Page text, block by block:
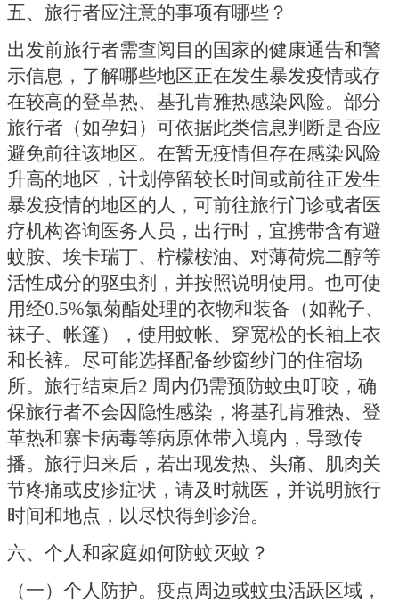
五、旅行者应注意的事项有哪些？
出发前旅行者需查阅目的国家的健康通告和警
示信息，了解哪些地区正在发生暴发疫情或存
在较高的登革热、基孔肯雅热感染风险。部分
旅行者（如孕妇）可依据此类信息判断是否应
避免前往该地区。在暂无疫情但存在感染风险
升高的地区，计划停留较长时间或前往正发生
暴发疫情的地区的人，可前往旅行门诊或者医
疗机构咨询医务人员，出行时，宜携带含有避
蚊胺、埃卡瑞丁、柠檬桉油、对薄荷烷二醇等
活性成分的驱虫剂，并按照说明使用。也可使
用经0.5%氯菊酯处理的衣物和装备（如靴子、
袜子、帐篷），使用蚊帐、穿宽松的长袖上衣
和长裤。尽可能选择配备纱窗纱门的住宿场
所。旅行结束后2 周内仍需预防蚊虫叮咬，确
保旅行者不会因隐性感染，将基孔肯雅热、登
革热和寨卡病毒等病原体带入境内，导致传
播。旅行归来后，若出现发热、头痛、肌肉关
节疼痛或皮疹症状，请及时就医，并说明旅行
时间和地点，以尽快得到诊治。
六、个人和家庭如何防蚊灭蚊？
（一）个人防护。 疫点周边或蚊虫活跃区域，